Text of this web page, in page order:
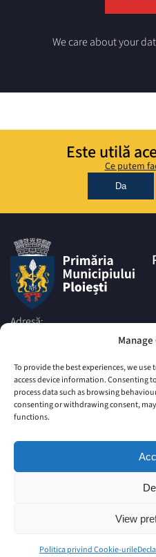
To provide the best experiences, we
access device information. Consenting
process data such as browsing
consenting or withdrawing consent,
functions.
View
Politica privind Cookie-urile
We care about your
Este utilă
Ce putem
Da
Adresă:
Ploiesti, Judetul Prahova, cod
Telefon:
+4 0244 516 699|+4 0244 595
063
+4 0244 984
Email:
© Primăria Municipiului
Politica